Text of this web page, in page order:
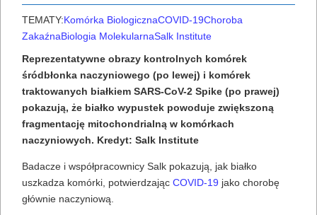
TEMATY:Komórka BiologicznaCOVID-19Choroba
ZakaźnaBiologia MolekularnaSalk Institute
Reprezentatywne obrazy kontrolnych komórek
śródbłonka naczyniowego (po lewej) i komórek
traktowanych białkiem SARS-CoV-2 Spike (po prawej)
pokazują, że białko wypustek powoduje zwiększoną
fragmentację mitochondrialną w komórkach
naczyniowych. Kredyt: Salk Institute
Badacze i współpracownicy Salk pokazują, jak białko
uszkadza komórki, potwierdzając COVID-19 jako chorobę
głównie naczyniową.